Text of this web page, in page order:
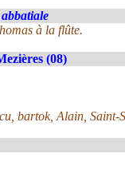
abbatiale
à la flûte.
(08)
bartok, Alain, Saint-